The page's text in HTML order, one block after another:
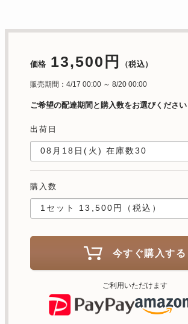
価格 13,500円 （税込）
販売期間：4/17 00:00 ～ 8/20 00:00
ご希望の配達期間と購入数をお選びください
出荷日
購入数
今すぐ購入する
ご利用いただけます